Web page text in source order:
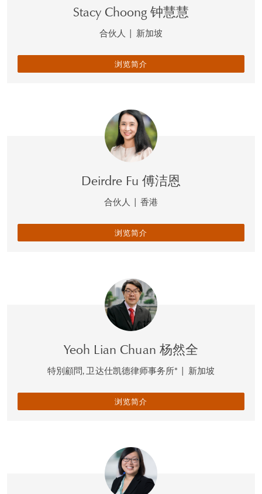
Stacy Choong 钟慧慧
合伙人 | 新加坡
浏览简介
Deirdre Fu 傅洁恩
合伙人 | 香港
浏览简介
Yeoh Lian Chuan 杨然全
特別顧問, 卫达仕凯德律师事务所* | 新加坡
浏览简介